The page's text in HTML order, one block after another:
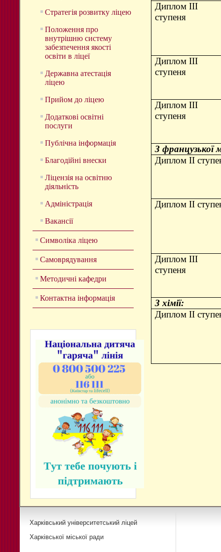
Стратегія розвитку ліцею
Положення про
внутрішню систему
забезпечення якості
освіти в ліцеї
Державна атестація
ліцею
Прийом до ліцею
Додаткові освітні
послуги
Публічна інформація
Благодійні внески
Ліцензія на освітню
діяльність
Адміністрація
Вакансії
Символіка ліцею
Самоврядування
Методичні кафедри
Контактна інформація
Диплом ІІІ
ступеня
Диплом ІІІ
ступеня
Диплом ІІІ
ступеня
З французької
Диплом ІІ
Диплом ІІ
Диплом ІІІ
ступеня
З хімії:
Диплом ІІ
Харківський університетський ліцей
Харківської міської ради